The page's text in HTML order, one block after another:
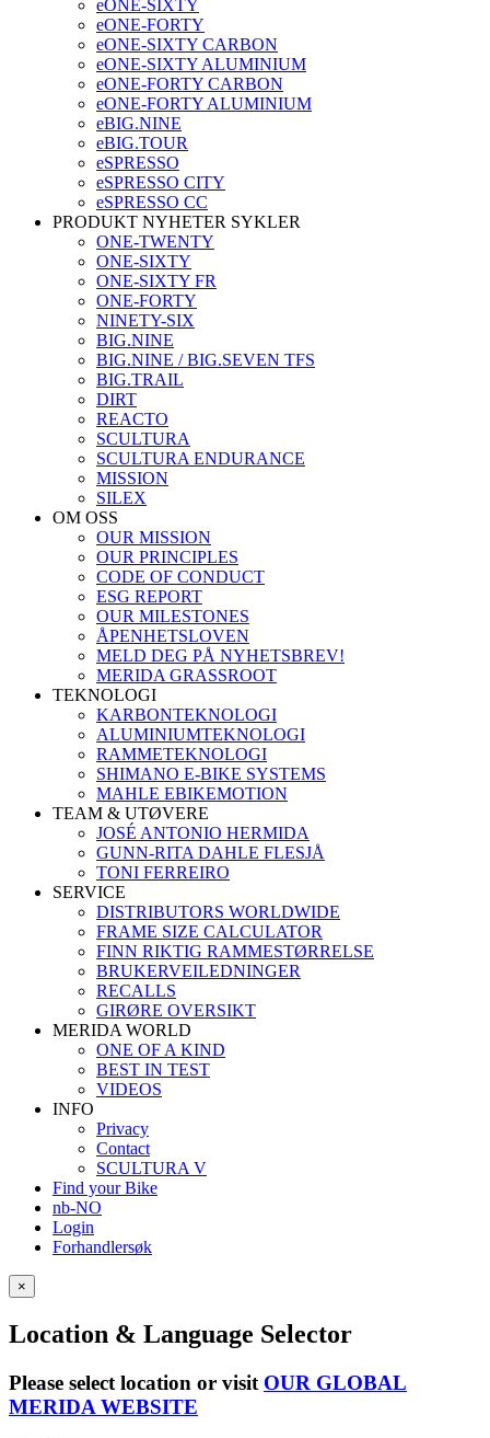
eONE-SIXTY
eONE-FORTY
eONE-SIXTY CARBON
eONE-SIXTY ALUMINIUM
eONE-FORTY CARBON
eONE-FORTY ALUMINIUM
eBIG.NINE
eBIG.TOUR
eSPRESSO
eSPRESSO CITY
eSPRESSO CC
PRODUKT NYHETER SYKLER
ONE-TWENTY
ONE-SIXTY
ONE-SIXTY FR
ONE-FORTY
NINETY-SIX
BIG.NINE
BIG.NINE / BIG.SEVEN TFS
BIG.TRAIL
DIRT
REACTO
SCULTURA
SCULTURA ENDURANCE
MISSION
SILEX
OM OSS
OUR MISSION
OUR PRINCIPLES
CODE OF CONDUCT
ESG REPORT
OUR MILESTONES
ÅPENHETSLOVEN
MELD DEG PÅ NYHETSBREV!
MERIDA GRASSROOT
TEKNOLOGI
KARBONTEKNOLOGI
ALUMINIUMTEKNOLOGI
RAMMETEKNOLOGI
SHIMANO E-BIKE SYSTEMS
MAHLE EBIKEMOTION
TEAM & UTØVERE
JOSÉ ANTONIO HERMIDA
GUNN-RITA DAHLE FLESJÅ
TONI FERREIRO
SERVICE
DISTRIBUTORS WORLDWIDE
FRAME SIZE CALCULATOR
FINN RIKTIG RAMMESTØRRELSE
BRUKERVEILEDNINGER
RECALLS
GIRØRE OVERSIKT
MERIDA WORLD
ONE OF A KIND
BEST IN TEST
VIDEOS
INFO
Privacy
Contact
SCULTURA V
Find your Bike
nb-NO
Login
Forhandlersøk
×
Location & Language Selector
Please select location or visit OUR GLOBAL
MERIDA WEBSITE